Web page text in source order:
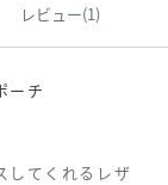
レビュー(1)
ーチ
してくれるレザ